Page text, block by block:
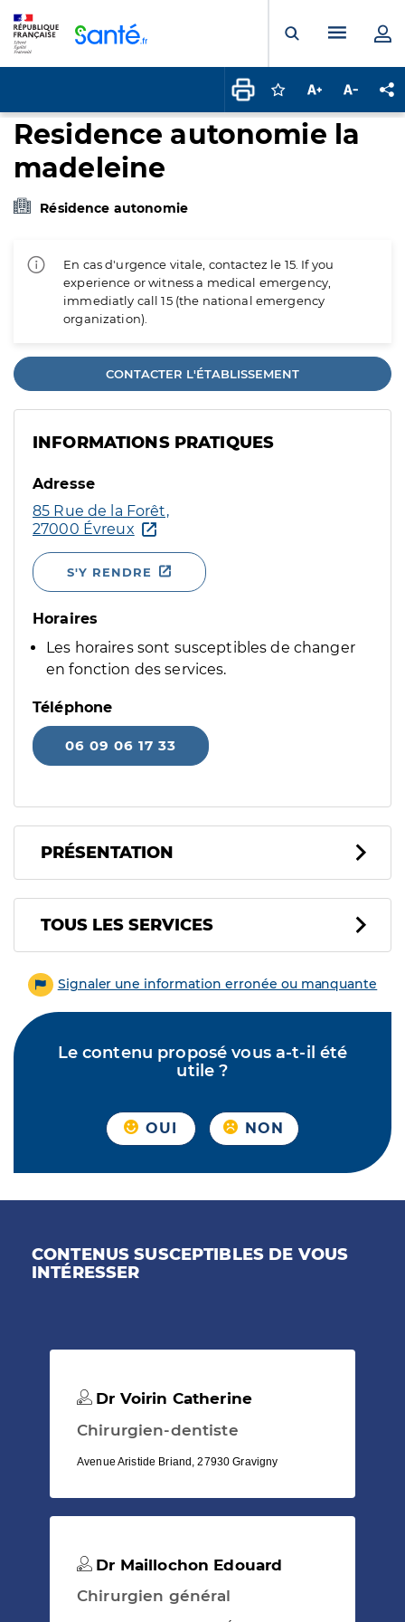
Ouvrir laMenu
Connectez-vous
Augmenter la
Residence autonomie la
madeleine
Résidence autonomie
En cas d'urgence vitale, contactez le 15. If you
experience or witness a medical emergency,
immediatly call 15 (the national emergency
organization).
CONTACTER L'ÉTABLISSEMENT
INFORMATIONS PRATIQUES
Adresse
85 Rue de la Forêt,
27000 Évreux
S'Y RENDRE
Horaires
Les horaires sont susceptibles de changer
en fonction des services.
Téléphone
06 09 06 17 33
PRÉSENTATION
Tous les services
TOUS LES SERVICES
Signaler une information erronée ou manquante
Le contenu proposé vous a-t-il été
utile ?
OUI NON
CONTENUS SUSCEPTIBLES DE VOUS
INTÉRESSER
Dr Voirin Catherine
Chirurgien-dentiste
Avenue Aristide Briand, 27930 Gravigny
Dr Maillochon Edouard
Chirurgien général